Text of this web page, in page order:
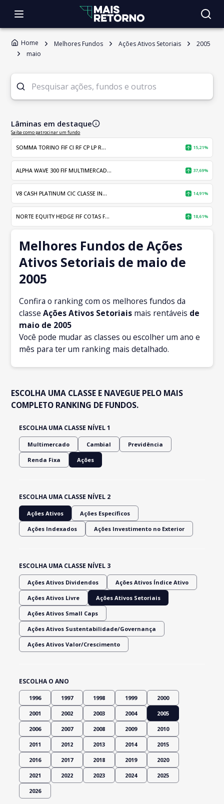
Home Melhores Fundos Ações Ativos Setoriais
2005
maio
Lâminas em destaque
Saiba como patrocinar um fundo
SOMMA TORINO FIF CI RF CP LP R... 15,21%
ALPHA WAVE 300 FIF MULTIMERCAD... 37,69%
V8 CASH PLATINUM CIC CLASSE IN... 14,91%
NORTE EQUITY HEDGE FIF COTAS F... 18,61%
Melhores Fundos de Ações
Ativos Setoriais de maio de
2005
Confira o ranking com os melhores fundos da
classeAções Ativos Setoriais mais rentáveis de
maio de 2005
Você pode mudar as classes ou escolher um ano e
mês para ter um ranking mais detalhado.
ESCOLHA UMA CLASSE E NAVEGUE PELO MAIS
COMPLETO RANKING DE FUNDOS.
ESCOLHA UMA CLASSE NÍVEL 1
Multimercado Cambial Previdência
Renda Fixa Ações
ESCOLHA UMA CLASSE NÍVEL 2
Ações Ativos Ações Específicos
Ações Indexados Ações Investimento no Exterior
ESCOLHA UMA CLASSE NÍVEL 3
Ações Ativos Dividendos Ações Ativos Índice Ativo
Ações Ativos Livre Ações Ativos Setoriais
Ações Ativos Small Caps
Ações Ativos Sustentabilidade/Governança
Ações Ativos Valor/Crescimento
ESCOLHA O ANO
1996 1997 1998 1999 2000
2001 2002 2003 2004 2005
2006 2007 2008 2009 2010
2011 2012 2013 2014 2015
2016 2017 2018 2019 2020
2021 2022 2023 2024 2025
2026